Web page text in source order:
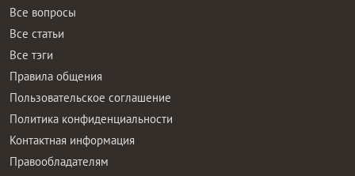
Все вопросы
Все статьи
Все тэги
Правила общения
Пользовательское соглашение
Политика конфиденциальности
Контактная информация
Правообладателям